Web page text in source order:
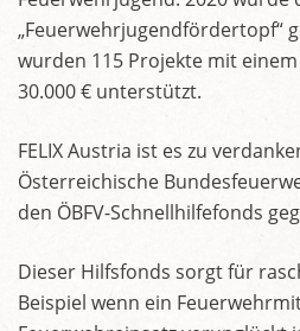
„Feuerwehrjugendfördertopf“
wurden 115 Projekte mit
30.000 € unterstützt.
FELIX Austria ist es zu
Österreichische
den ÖBFV-Schnellhilfefonds
Dieser Hilfsfonds sorgt für
Beispiel wenn ein